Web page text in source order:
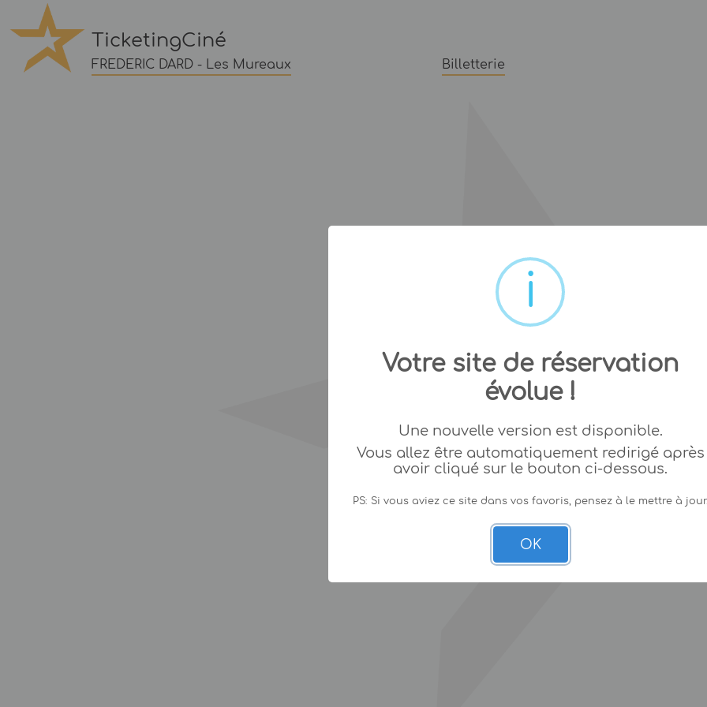
TicketingCiné
FREDERIC DARD - Les Mureaux Billetterie
Votre site de réservation
évolue !
Une nouvelle version est disponible.
Vous allez être automatiquement redirigé après
avoir cliqué sur le bouton ci-dessous.
PS: Si vous aviez ce site dans vos favoris, pensez à le mettre à
OK